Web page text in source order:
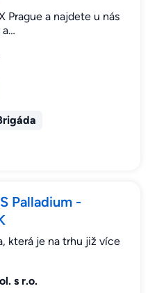
Prague a najdete u nás
a…
Palladium -
která je na trhu již více
s r.o.